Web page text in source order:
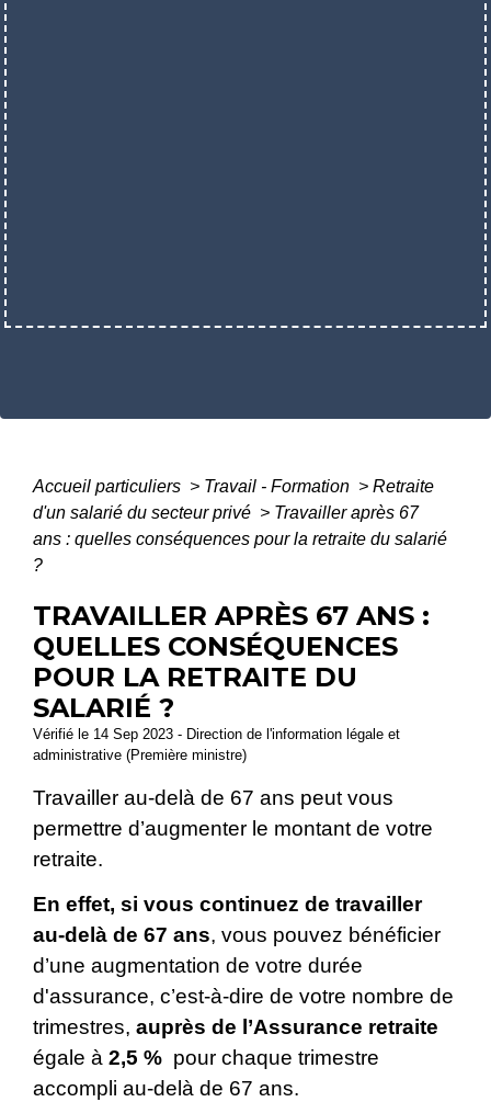
Accueil particuliers > Travail - Formation > Retraite
d'un salarié du secteur privé > Travailler après 67
ans : quelles conséquences pour la retraite du salarié
?
TRAVAILLER APRÈS 67 ANS :
QUELLES CONSÉQUENCES
POUR LA RETRAITE DU
SALARIÉ ?
Vérifié le 14 Sep 2023 - Direction de l'information légale et
administrative (Première ministre)
Travailler au-delà de 67 ans peut vous
permettre d’augmenter le montant de votre
retraite.
En effet, si vous continuez de travailler
au-delà de 67 ans, vous pouvez bénéficier
d’une augmentation de votre durée
d'assurance, c’est-à-dire de votre nombre de
trimestres, auprès de l’Assurance retraite
égale à 2,5 % pour chaque trimestre
accompli au-delà de 67 ans.